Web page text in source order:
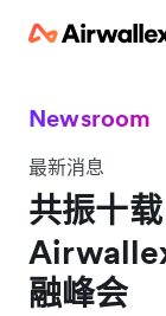
Newsroom
最新消息
共振十载
融峰会